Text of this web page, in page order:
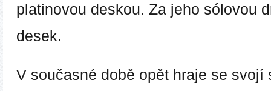
platinovou deskou. Za jeho sólovou
desek.
V současné době opět hraje se svojí